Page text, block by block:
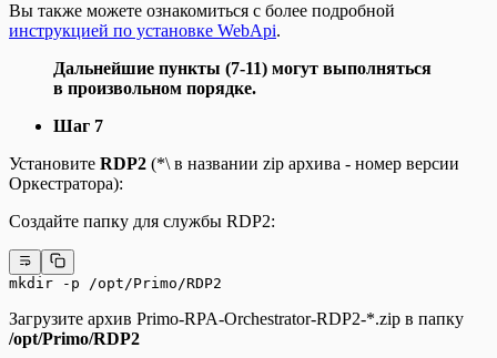
Вы также можете ознакомиться с более подробной
инструкцией по установке WebApi.
Дальнейшие пункты (7-11) могут выполняться
в произвольном порядке.
Шаг 7
Установите RDP2 (*\ в названии zip архива - номер версии
Оркестратора):
Создайте папку для службы RDP2:
mkdir -p /opt/Primo/RDP2
Загрузите архив Primo-RPA-Orchestrator-RDP2-*.zip в папку
/opt/Primo/RDP2